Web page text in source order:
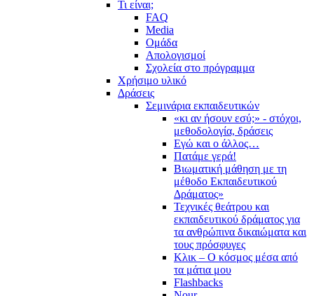
Τι είναι;
FAQ
Media
Ομάδα
Απολογισμοί
Σχολεία στο πρόγραμμα
Χρήσιμο υλικό
Δράσεις
Σεμινάρια εκπαιδευτικών
«κι αν ήσουν εσύ;» - στόχοι,
μεθοδολογία, δράσεις
Εγώ και ο άλλος…
Πατάμε γερά!
Βιωματική μάθηση με τη
μέθοδο Εκπαιδευτικού
Δράματος»
Τεχνικές θεάτρου και
εκπαιδευτικού δράματος για
τα ανθρώπινα δικαιώματα και
τους πρόσφυγες
Κλικ – Ο κόσμος μέσα από
τα μάτια μου
Flashbacks